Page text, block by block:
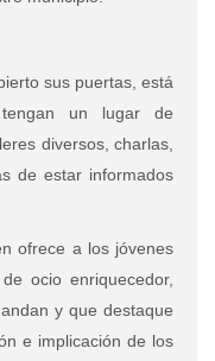
sus puertas, está
un lugar de
diversos, charlas,
de estar informados
ofrece a los jóvenes
ocio enriquecedor,
y que destaque
e implicación de los